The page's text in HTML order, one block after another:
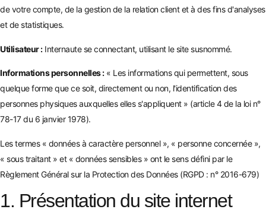
de votre compte, de la gestion de la relation client et à des fins d'analyses
et de statistiques.
Utilisateur :Internaute se connectant, utilisant le site susnommé.
Informations personnelles :« Les informations qui permettent, sous
quelque forme que ce soit, directement ou non, l'identification des
personnes physiques auxquelles elles s'appliquent » (article 4 de la loi n°
78-17 du 6 janvier 1978).
Les termes « données à caractère personnel », « personne concernée »,
« sous traitant » et « données sensibles » ont le sens défini par le
Règlement Général sur la Protection des Données (RGPD : n° 2016-679)
1. Présentation du site internet